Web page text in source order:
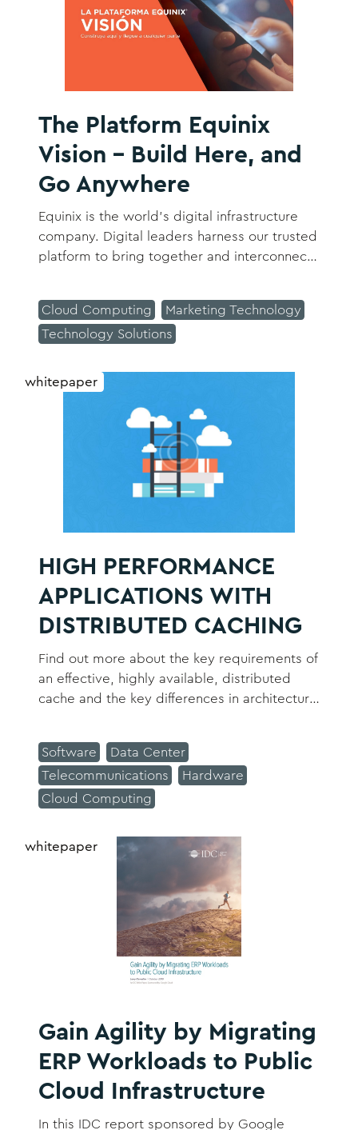
The Platform Equinix
Vision – Build Here, and
Go Anywhere
Equinix is the world’s digital infrastructure
company. Digital leaders harness our trusted
platform to bring together and interconnect
access all the right places, partners and
possibilities they need to accelerate
Cloud Computing
Marketing Technology
Technology Solutions
whitepaper
HIGH PERFORMANCE
APPLICATIONS WITH
DISTRIBUTED CACHING
Find out more about the key requirements of
an effective, highly available, distributed
cache and the key differences in architecture
Software
Data Center
Telecommunications
Hardware
Cloud Computing
whitepaper
Gain Agility by Migrating
ERP Workloads to Public
Cloud Infrastructure
In this IDC report sponsored by Google